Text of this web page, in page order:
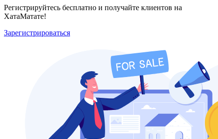
Регистрируйтесь бесплатно и получайте клиентов на
ХатаМатате!
Зарегистрироваться